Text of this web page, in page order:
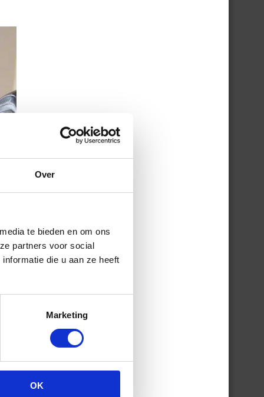
Over
te bieden en om ons
partners voor social
die u aan ze heeft
Marketing
OK